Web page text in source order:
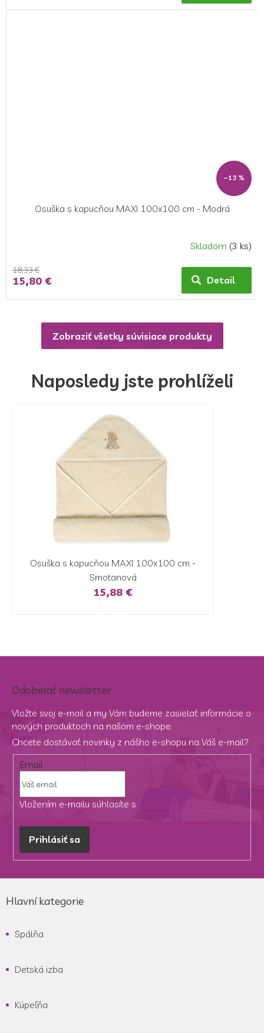
–13 %
Osuška s kapucňou MAXI 100x100 cm - Modrá
Skladom (3 ks)
18,33 €
15,80 € Detail
Zobraziť všetky súvisiace produkty
Naposledy jste prohlíželi
Osuška s kapucňou MAXI 100x100 cm -
Smotanová
15,88 €
Odoberať newsletter
Vložte svoj e-mail a my Vám budeme zasielať informácie o
nových produktoch na našom e-shope.
Chcete dostávať novinky z nášho e-shopu na Váš e-mail?
Email
Vložením e-mailu súhlasíte s
Prihlásiť sa
Hlavní kategorie
Spálňa
Detská izba
Kúpeľňa